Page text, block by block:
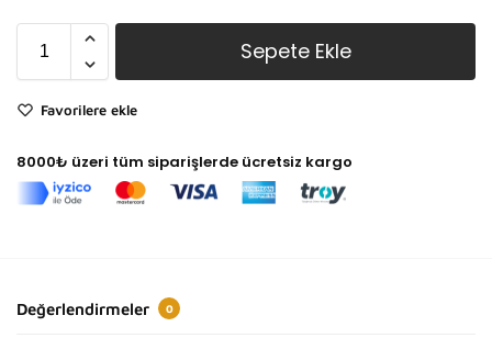
Sepete Ekle
Favorilere ekle
8000₺ üzeri tüm siparişlerde ücretsiz kargo
Değerlendirmeler 0